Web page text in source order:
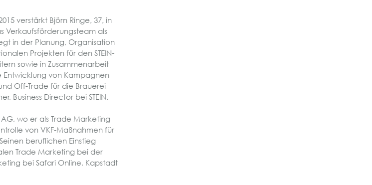
verstärkt Björn Ringe, 37, in
Verkaufsförderungsteam als
in der Planung, Organisation
Projekten für den STEIN-
sowie in Zusammenarbeit
Entwicklung von Kampagnen
Off-Trade für die Brauerei
Business Director bei STEIN.
wo er als Trade Marketing
von VKF-Maßnahmen für
beruflichen Einstieg
Trade Marketing bei der
bei Safari Online, Kapstadt